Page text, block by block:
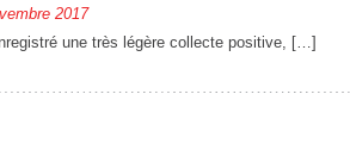
2017
une très légère collecte positive, […]